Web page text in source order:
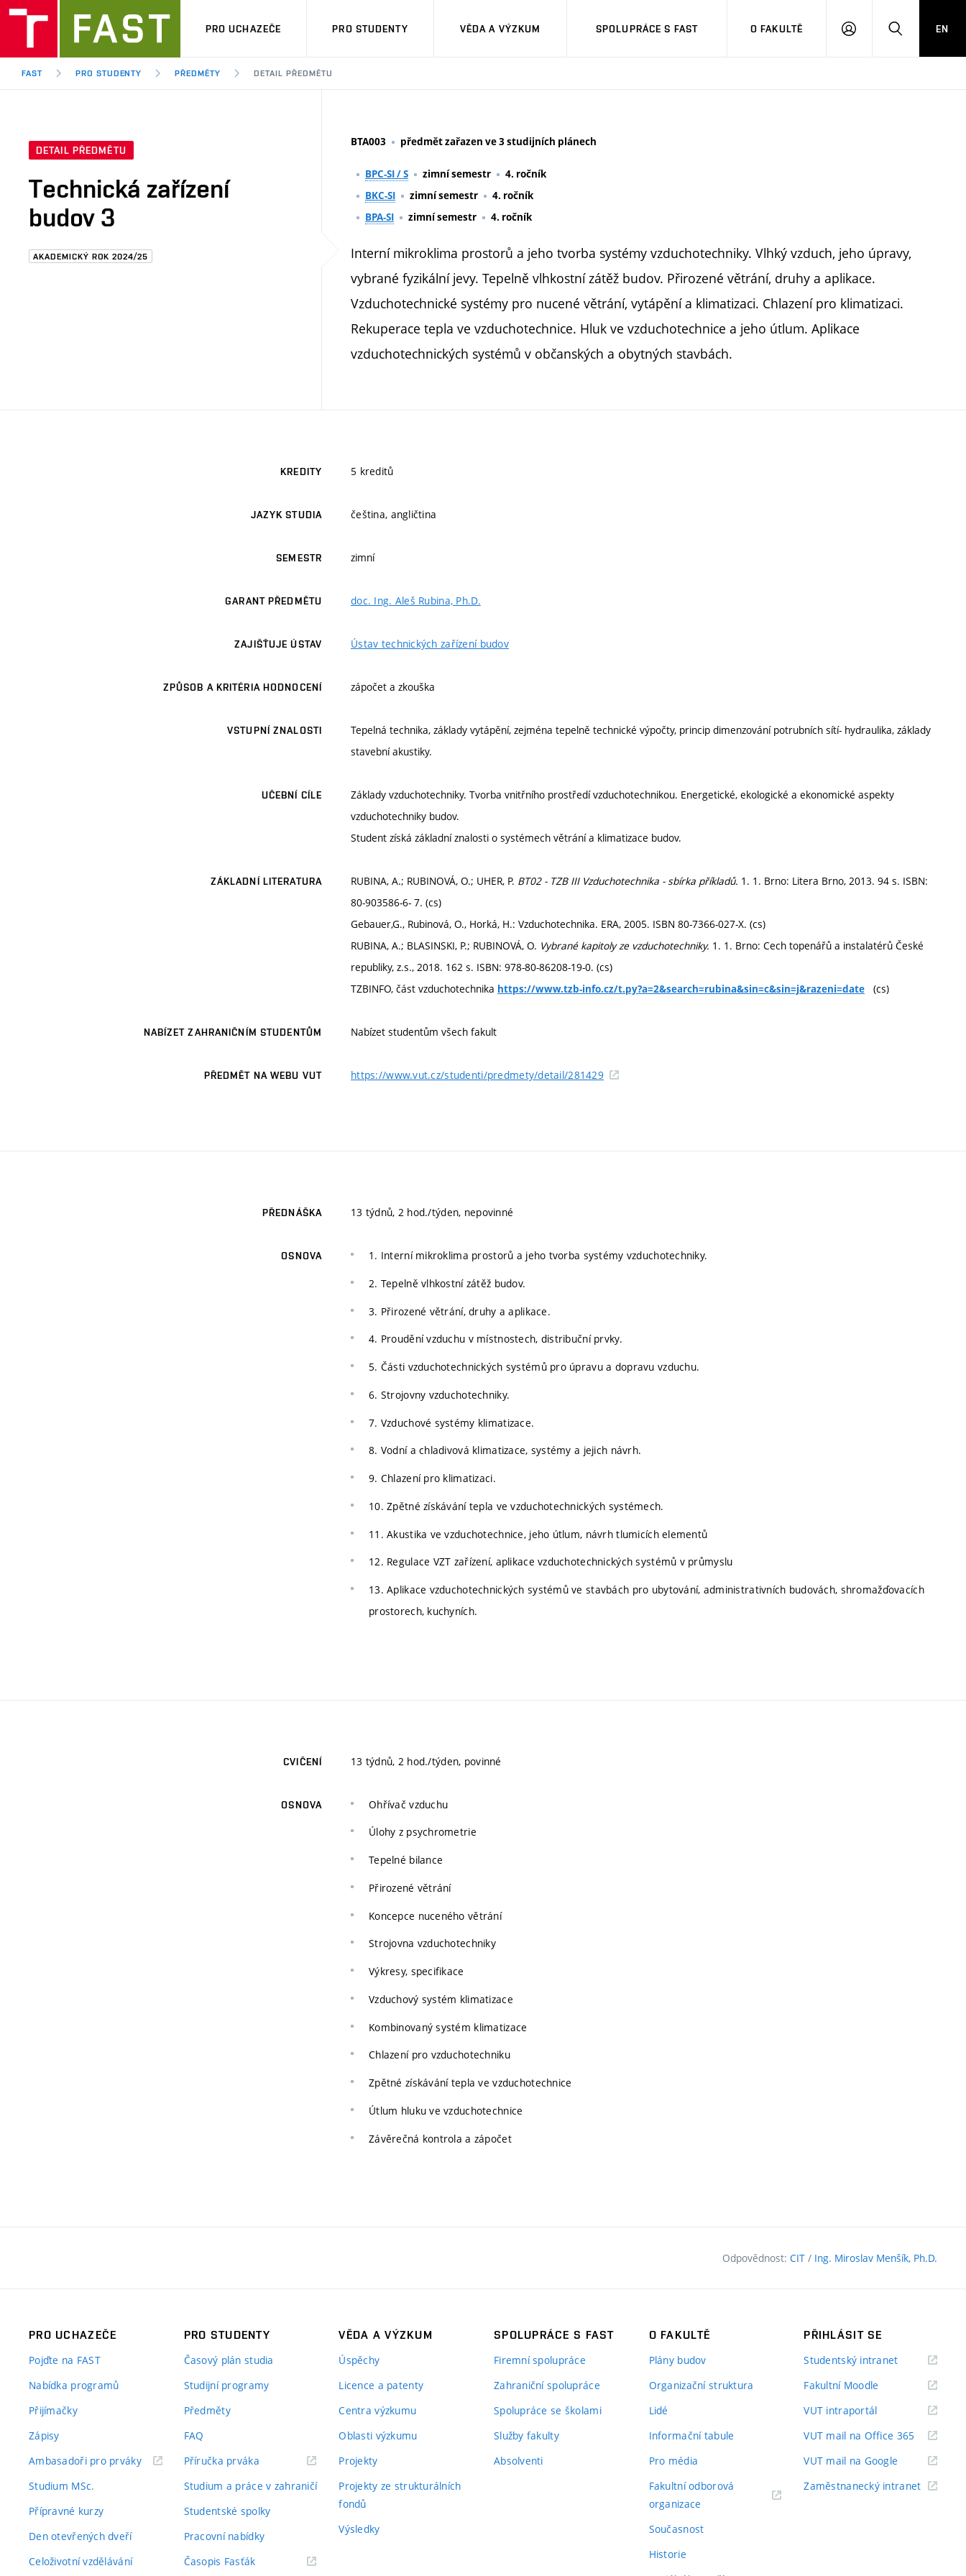
PRO UCHAZEČE PRO STUDENTY VĚDA A VÝZKUM SPOLUPRÁCE S FAST O FAKULTĚ
PŘIHLÁSITHLEDAT
EN
FAST PRO STUDENTY PŘEDMĚTY DETAIL PŘEDMĚTU
DETAIL PŘEDMĚTU
Technická zařízení
budov 3
AKADEMICKÝ ROK 2024/25
BTA003 předmět zařazen ve 3 studijních plánech
BPC-SI / S zimní semestr
4. ročník
BKC-SI
zimní semestr
4. ročník
BPA-SI
zimní semestr 4. ročník
Interní mikroklima prostorů a jeho tvorba systémy vzduchotechniky. Vlhký vzduch, jeho úpravy,
vybrané fyzikální jevy. Tepelně vlhkostní zátěž budov. Přirozené větrání, druhy a aplikace.
Vzduchotechnické systémy pro nucené větrání, vytápění a klimatizaci. Chlazení pro klimatizaci.
Rekuperace tepla ve vzduchotechnice. Hluk ve vzduchotechnice a jeho útlum. Aplikace
vzduchotechnických systémů v občanských a obytných stavbách.
KREDITY 5 kreditů
JAZYK STUDIA čeština, angličtina
SEMESTR zimní
GARANT PŘEDMĚTU doc. Ing. Aleš Rubina, Ph.D.
ZAJIŠŤUJE ÚSTAV Ústav technických zařízení budov
ZPŮSOB A KRITÉRIA HODNOCENÍ zápočet a zkouška
VSTUPNÍ ZNALOSTI
Tepelná technika, základy vytápění, zejména tepelně technické výpočty, princip dimenzování potrubních sítí- hydraulika, základy
stavební akustiky.
UČEBNÍ CÍLE
Základy vzduchotechniky. Tvorba vnitřního prostředí vzduchotechnikou. Energetické, ekologické a ekonomické aspekty
vzduchotechniky budov.
Student získá základní znalosti o systémech větrání a klimatizace budov.
ZÁKLADNÍ LITERATURA RUBINA, A.; RUBINOVÁ, O.; UHER, P. BT02 - TZB III Vzduchotechnika - sbírka příkladů. 1. 1. Brno: Litera Brno, 2013. 94 s. ISBN:
80-903586-6- 7. (cs)
Gebauer,G., Rubinová, O., Horká, H.: Vzduchotechnika. ERA, 2005. ISBN 80-7366-027-X. (cs)
RUBINA, A.; BLASINSKI, P.; RUBINOVÁ, O. Vybrané kapitoly ze vzduchotechniky. 1. 1. Brno: Cech topenářů a instalatérů České
republiky, z.s., 2018. 162 s. ISBN: 978-80-86208-19-0. (cs)
TZBINFO, část vzduchotechnika https://www.tzb-info.cz/t.py?a=2&search=rubina&sin=c&sin=j&razeni=date (cs)
NABÍZET ZAHRANIČNÍM STUDENTŮM Nabízet studentům všech fakult
PŘEDMĚT NA WEBU VUT https://www.vut.cz/studenti/predmety/detail/281429
PŘEDNÁŠKA 13 týdnů, 2 hod./týden, nepovinné
OSNOVA 1. Interní mikroklima prostorů a jeho tvorba systémy vzduchotechniky.
2. Tepelně vlhkostní zátěž budov.
3. Přirozené větrání, druhy a aplikace.
4. Proudění vzduchu v místnostech, distribuční prvky.
5. Části vzduchotechnických systémů pro úpravu a dopravu vzduchu.
6. Strojovny vzduchotechniky.
7. Vzduchové systémy klimatizace.
8. Vodní a chladivová klimatizace, systémy a jejich návrh.
9. Chlazení pro klimatizaci.
10. Zpětné získávání tepla ve vzduchotechnických systémech.
11. Akustika ve vzduchotechnice, jeho útlum, návrh tlumicích elementů
12. Regulace VZT zařízení, aplikace vzduchotechnických systémů v průmyslu
13. Aplikace vzduchotechnických systémů ve stavbách pro ubytování, administrativních budovách, shromažďovacích
prostorech, kuchyních.
CVIČENÍ 13 týdnů, 2 hod./týden, povinné
OSNOVA Ohřívač vzduchu
Úlohy z psychrometrie
Tepelné bilance
Přirozené větrání
Koncepce nuceného větrání
Strojovna vzduchotechniky
Výkresy, specifikace
Vzduchový systém klimatizace
Kombinovaný systém klimatizace
Chlazení pro vzduchotechniku
Zpětné získávání tepla ve vzduchotechnice
Útlum hluku ve vzduchotechnice
Závěrečná kontrola a zápočet
Odpovědnost: CIT / Ing. Miroslav Menšík, Ph.D.
PRO UCHAZEČE
Pojďte na FAST
Nabídka programů
Přijímačky
Zápisy
Ambasadoři pro prváky(externí
Studium MSc.
Přípravné kurzy
Den otevřených dveří
Celoživotní vzdělávání
PRO STUDENTY
Časový plán studia
Studijní programy
Předměty
FAQ
Příručka prváka(externí
Studium a práce v zahraničí
Studentské spolky
Pracovní nabídky
Časopis Fasťák(externí
VĚDA A VÝZKUM
Úspěchy
Licence a patenty
Centra výzkumu
Oblasti výzkumu
Projekty
Projekty ze strukturálních
fondů
Výsledky
SPOLUPRÁCE S FAST
Firemní spolupráce
Zahraniční spolupráce
Spolupráce se školami
Služby fakulty
Absolventi
O FAKULTĚ
Plány budov
Organizační struktura
Lidé
Informační tabule
Pro média
Fakultní odborová
organizace
Současnost
Historie
PŘIHLÁSIT SE
Studentský intranet(externí
Fakultní Moodle
VUT intraportál(externí
VUT mail na Office 365 (externí
odkaz)
VUT mail na Google (externí
Zaměstnanecký intranet(externí